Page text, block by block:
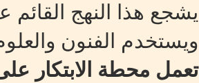
يشجع هذا النهج
ويستخدم الفنون
تعمل محطة الابتكار